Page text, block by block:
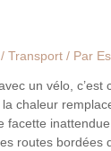
/ Transport / Par
un vélo, c’est
chaleur
facette
routes bordées